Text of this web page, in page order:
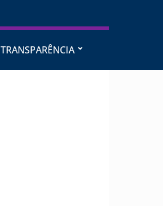
TRANSPARÊNCIA